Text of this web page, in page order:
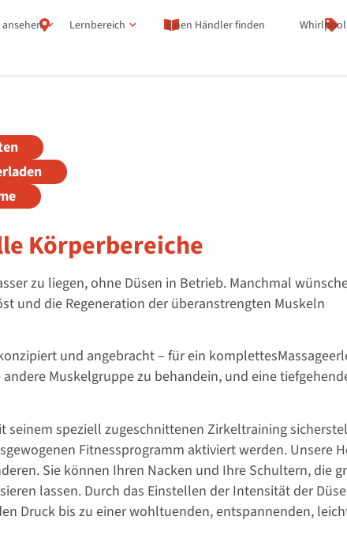
Lernbereich Einen Händler finden
Körperbereiche
zu liegen, ohne Düsen in Betrieb. Manchmal
und die Regeneration der überanstrengten Muskeln
und angebracht – für ein
Muskelgruppe zu behandein, und eine
seinem speziell zugeschnittenen Zirkeltraining
Fitnessprogramm aktiviert werden. Unsere
Sie können Ihren Nacken und Ihre Schultern, die
lassen. Durch das Einstellen der Intensität der
Druck bis zu einer wohltuenden, entspannenden,